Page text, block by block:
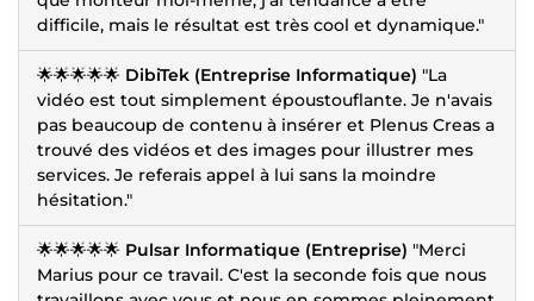
difficile, mais le résultat est très cool et dynamique."
🌟🌟🌟🌟🌟 DibiTek (Entreprise Informatique) "La
vidéo est tout simplement époustouflante. Je n'avais
pas beaucoup de contenu à insérer et Plenus Creas a
trouvé des vidéos et des images pour illustrer mes
services. Je referais appel à lui sans la moindre
hésitation."
🌟🌟🌟🌟🌟 Pulsar Informatique (Entreprise) "Merci
Marius pour ce travail. C'est la seconde fois que nous